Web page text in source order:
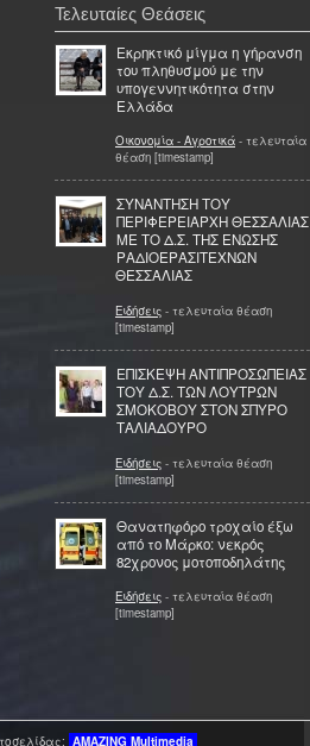
Τελευταίες Θεάσεις
Εκρηκτικό μίγμα η γήρανση
του πληθυσμού με την
υπογεννητικότητα στην
Ελλάδα
Οικονομία - Αγροτικά - τελευταία
θέαση [timestamp]
ΣΥΝΑΝΤΗΣΗ ΤΟΥ
ΠΕΡΙΦΕΡΕΙΑΡΧΗ ΘΕΣΣΑΛΙΑΣ
ΜΕ ΤΟ Δ.Σ. ΤΗΣ ΕΝΩΣΗΣ
ΡΑΔΙΟΕΡΑΣΙΤΕΧΝΩΝ
ΘΕΣΣΑΛΙΑΣ
Ειδήσεις - τελευταία θέαση
[timestamp]
ΕΠΙΣΚΕΨΗ ΑΝΤΙΠΡΟΣΩΠΕΙΑΣ
ΤΟΥ Δ.Σ. ΤΩΝ ΛΟΥΤΡΩΝ
ΣΜΟΚΟΒΟΥ ΣΤΟΝ ΣΠΥΡΟ
ΤΑΛΙΑΔΟΥΡΟ
Ειδήσεις - τελευταία θέαση
[timestamp]
Θανατηφόρο τροχαίο έξω
από το Μάρκο: νεκρός
82χρονος μοτοποδηλάτης
Ειδήσεις - τελευταία θέαση
[timestamp]
AMAZING Multimedia